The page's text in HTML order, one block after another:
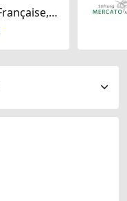
De saison, Suisse, Française, Internationale, Indienne, Régionale, Steakhouse